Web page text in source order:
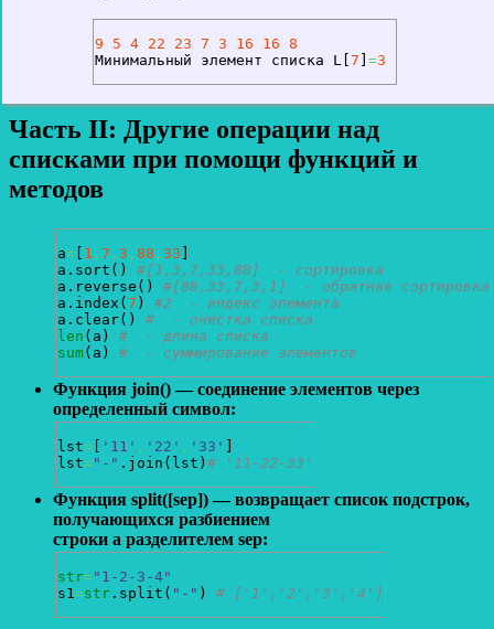
9 5 4 22 23 7 3 16 16 8
Минимальный элемент списка L 7 =3
Часть II: Другие операции над
списками при помощи функций и
методов
a= 1 , 7 , 3 , 88 , 33
a. sort ( )
#[1,3,7,33,88]  - сортировка
a. reverse ( )
#[88,33,7,3,1]  - обратная сортировка
a. index ( 7 )
#2  - индекс элемента
a. clear( )
#  - очистка списка
len ( a )
#  - длина списка
sum( a ) #  - суммирование элементов
Функция join() — соединение элементов через
определенный символ:
lst= '11' , '22' , '33'
lst="-" . join ( lst ) # '11-22-33'
Функция split([sep]) — возвращает список подстрок,
получающихся разбиением
строки a разделителем sep:
str="1-2-3-4"
s1=str . split ( "-" ) # ['1','2','3','4']